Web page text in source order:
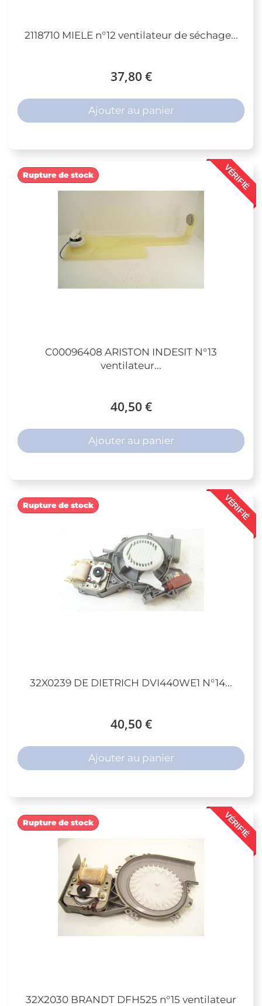
2118710 MIELE n°12 ventilateur de séchage...
37,80 €
Ajouter au panier
VÉRIFIÉ
C00096408 ARISTON INDESIT N°13
ventilateur...
40,50 €
Rupture de stock
Ajouter au panier
VÉRIFIÉ
32X0239 DE DIETRICH DVI440WE1 N°14...
40,50 €
Rupture de stock
Ajouter au panier
VÉRIFIÉ
32X2030 BRANDT DFH525 n°15 ventilateur
Rupture de stock